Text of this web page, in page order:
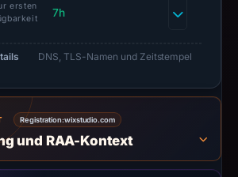
ersten
7h
DNS, TLS-Namen und Zeitstempel
Registration:wixstudio.com
und RAA-Kontext